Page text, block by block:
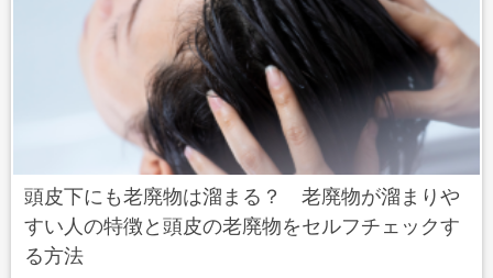
頭皮下にも老廃物は溜まる？ 老廃物が溜まりや
すい人の特徴と頭皮の老廃物をセルフチェックす
る方法